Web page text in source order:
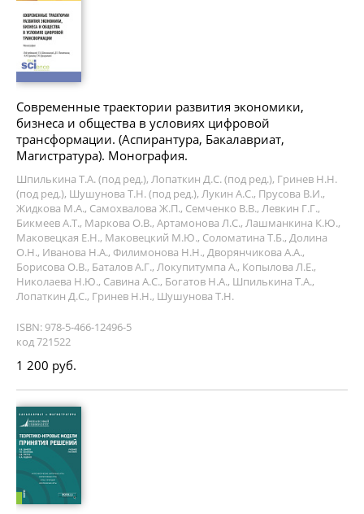
Современные траектории развития экономики,
бизнеса и общества в условиях цифровой
трансформации. (Аспирантура, Бакалавриат,
Магистратура). Монография.
Шпилькина Т.А. (под ред.), Лопаткин Д.С. (под ред.), Гринев Н.Н.
(под ред.), Шушунова Т.Н. (под ред.), Лукин А.С., Прусова В.И.,
Жидкова М.А., Самохвалова Ж.П., Семченко В.В., Левкин Г.Г.,
Бикмеев А.Т., Маркова О.В., Артамонова Л.С., Лашманкина К.Ю.,
Маковецкая Е.Н., Маковецкий М.Ю., Соломатина Т.Б., Долина
О.Н., Иванова Н.А., Филимонова Н.Н., Дворянчикова А.А.,
Борисова О.В., Баталов А.Г., Локупитумпа А., Копылова Л.Е.,
Николаева Н.Ю., Савина А.С., Богатов Н.А., Шпилькина Т.А.,
Лопаткин Д.С., Гринев Н.Н., Шушунова Т.Н.
ISBN: 978-5-466-12496-5
код 721522
1 200 руб.